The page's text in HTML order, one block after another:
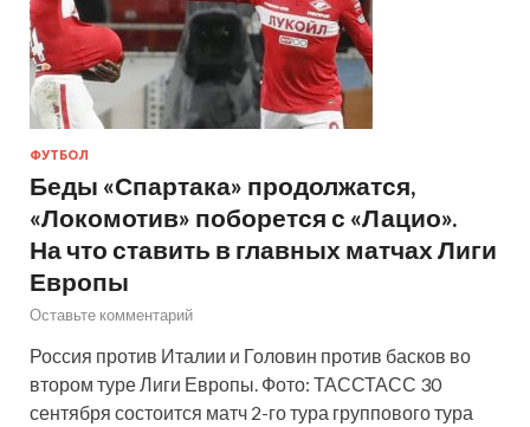
ФУТБОЛ
Беды «Спартака» продолжатся,
«Локомотив» поборется с «Лацио».
На что ставить в главных матчах Лиги
Европы
Оставьте комментарий
Россия против Италии и Головин против басков во
втором туре Лиги Европы. Фото: ТАССТАСС 30
сентября состоится матч 2-го тура группового тура